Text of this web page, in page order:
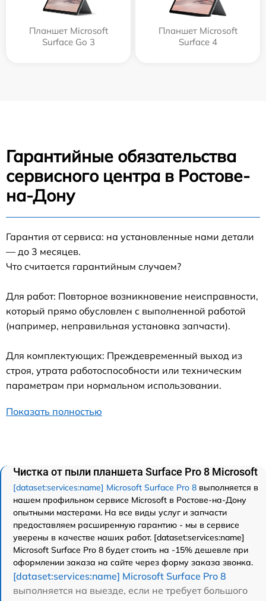
Планшет Microsoft
Surface Go 3
Планшет Microsoft
Surface 4
Гарантийные обязательства
сервисного центра в Ростове-
на-Дону
Гарантия от сервиса: на установленные нами детали
— до 3 месяцев.
Что считается гарантийным случаем?
Для работ: Повторное возникновение неисправности,
который прямо обусловлен с выполненной работой
(например, неправильная установка запчасти).
Для комплектующих: Преждевременный выход из
строя, утрата работоспособности или техническим
параметрам при нормальном использовании.
Показать полностью
Чистка от пыли планшета Surface Pro 8 Microsoft
[dataset:services:name] Microsoft Surface Pro 8 выполняется в
нашем профильном сервисе Microsoft в Ростове-на-Дону
опытными мастерами. На все виды услуг и запчасти
предоставляем расширенную гарантию - мы в сервисе
уверены в качестве наших работ. [dataset:services:name]
Microsoft Surface Pro 8 будет стоить на -15% дешевле при
оформлении заказа на сайте через форму заказа звонка.
[dataset:services:name] Microsoft Surface Pro 8
выполняется на выезде, если не требует большого